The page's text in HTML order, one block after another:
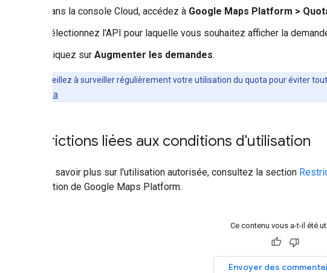
Dans la console Cloud, accédez à Google Maps Platform >
Sélectionnez l'API pour laquelle vous souhaitez afficher la
Cliquez sur Augmenter les demandes.
: Veillez à surveiller régulièrement votre utilisation du quota pour éviter
alertes de quota
Restrictions liées aux conditions d'utilisation
Pour en savoir plus sur l'utilisation autorisée, consultez la section
d'utilisation de Google Maps Platform.
Ce contenu vous a-t-il été
Envoyer des